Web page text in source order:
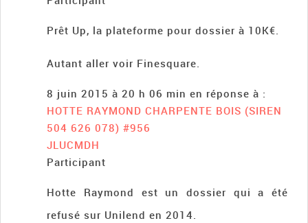
Prêt Up, la plateforme pour dossier à 10K€.
Autant aller voir Finesquare.
8 juin 2015 à 20 h 06 min en réponse à :
HOTTE RAYMOND CHARPENTE BOIS (SIREN
504 626 078) #956
JLUCMDH
Participant
Hotte Raymond est un dossier qui a été
refusé sur Unilend en 2014.